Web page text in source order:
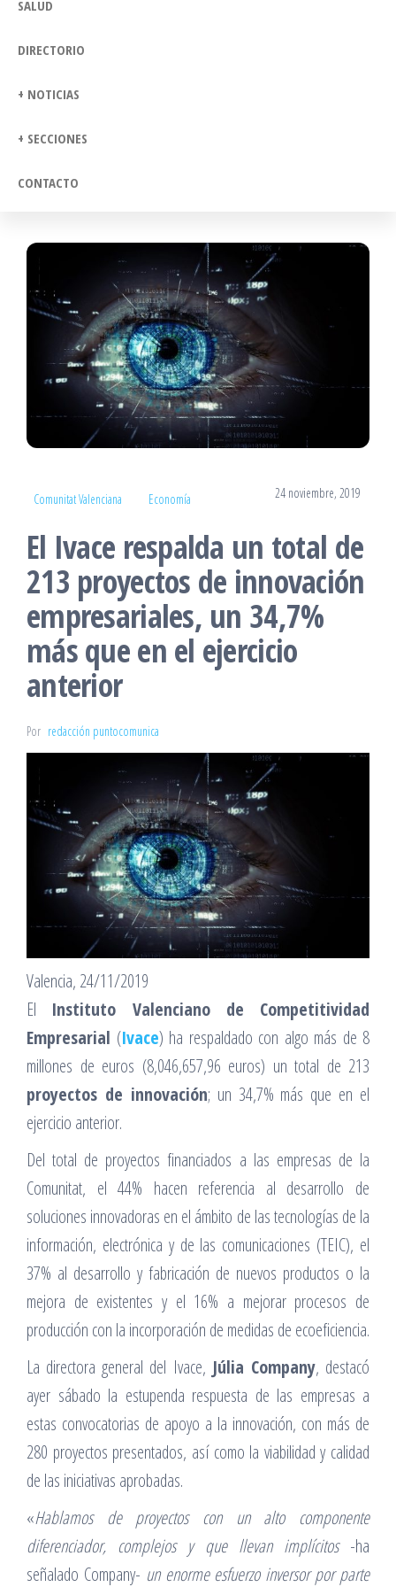
SALUD
DIRECTORIO
+ NOTICIAS
+ SECCIONES
CONTACTO
Comunitat Valenciana Economía 24 noviembre, 2019
El Ivace respalda un total de
213 proyectos de innovación
empresariales, un 34,7%
más que en el ejercicio
anterior
Por redacción puntocomunica
Valencia, 24/11/2019
El Instituto Valenciano de Competitividad
Empresarial (Ivace) ha respaldado con algo más de 8
millones de euros (8,046,657,96 euros) un total de 213
proyectos de innovación; un 34,7% más que en el
ejercicio anterior.
Del total de proyectos financiados a las empresas de la
Comunitat, el 44% hacen referencia al desarrollo de
soluciones innovadoras en el ámbito de las tecnologías de la
información, electrónica y de las comunicaciones (TEIC), el
37% al desarrollo y fabricación de nuevos productos o la
mejora de existentes y el 16% a mejorar procesos de
producción con la incorporación de medidas de ecoeficiencia.
La directora general del Ivace, Júlia Company, destacó
ayer sábado la estupenda respuesta de las empresas a
estas convocatorias de apoyo a la innovación, con más de
280 proyectos presentados, así como la viabilidad y calidad
de las iniciativas aprobadas.
«Hablamos de proyectos con un alto componente
diferenciador, complejos y que llevan implícitos -ha
señalado Company- un enorme esfuerzo inversor por parte